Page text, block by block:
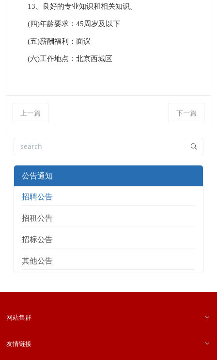
13、良好的专业知识和相关知识。
(四)年龄要求：45周岁及以下
(五)薪酬福利：面议
(六)工作地点：北京西城区
上一篇 下一篇
公告通知
招聘公告
招租公告
招标公告
其他公告
网站集群
友情链接